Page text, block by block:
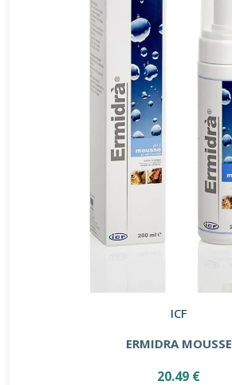
ICF
ERMIDRA MOUSSE
20.49 €